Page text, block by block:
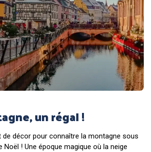
un régal !
de décor pour connaître la montagne sous
Noël ! Une époque magique où la neige